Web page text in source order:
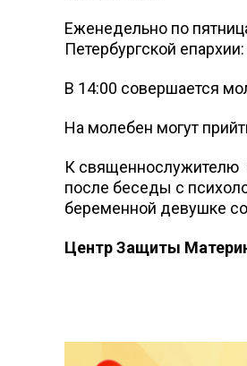
Еженедельно по
Петербургской епархии:
В 14:00 совершается
На молебен могут
К священнослужителю
после беседы с
беременной девушке
Центр Защиты